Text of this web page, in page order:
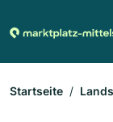
Startseite